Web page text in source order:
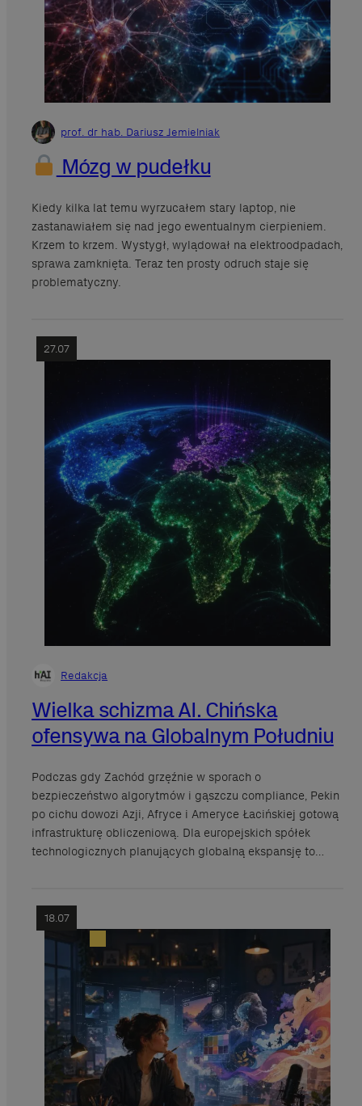
prof. dr hab. Dariusz Jemielniak
Mózg w pudełku
Kiedy kilka lat temu wyrzucałem stary laptop, nie
zastanawiałem się nad jego ewentualnym cierpieniem.
Krzem to krzem. Wystygł, wylądował na elektroodpadach,
sprawa zamknięta. Teraz ten prosty odruch staje się
problematyczny.
Redakcja
Wielka schizma AI. Chińska
ofensywa na Globalnym Południu
Podczas gdy Zachód grzęźnie w sporach o
bezpieczeństwo algorytmów i gąszczu compliance, Pekin
po cichu dowozi Azji, Afryce i Ameryce Łacińskiej gotową
infrastrukturę obliczeniową. Dla europejskich spółek
technologicznych planujących globalną ekspansję to…
27.07
18.07